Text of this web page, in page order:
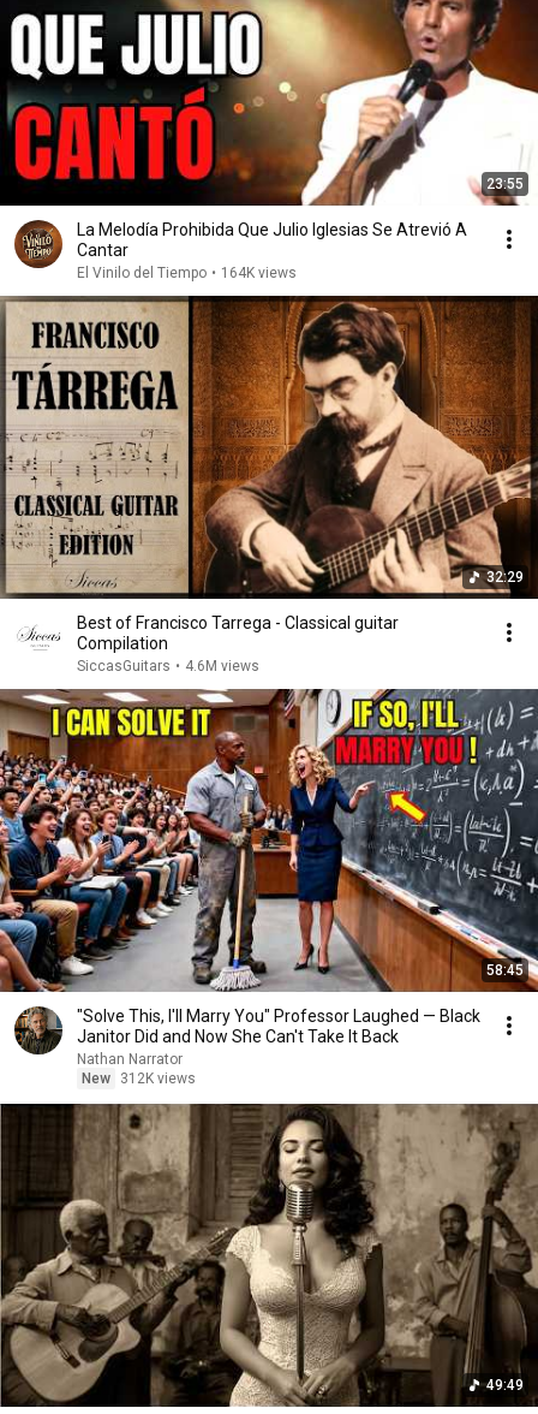
23:55
La Melodía Prohibida Que Julio Iglesias Se Atrevió A
Cantar
El Vinilo del Tiempo • 164K views
32:29
Best of Francisco Tarrega - Classical guitar
Compilation
SiccasGuitars • 4.6M views
58:45
"Solve This, I'll Marry You" Professor Laughed — Black
Janitor Did and Now She Can't Take It Back
Nathan Narrator
New
312K views
49:49